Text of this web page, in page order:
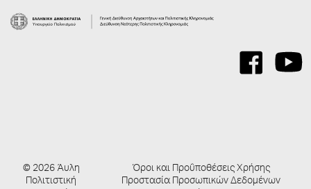
© 2026 Άυλη
Πολιτιστική
Όροι και Προΰποθέσεις Χρήσης
Προστασία Προσωπικών Δεδομένων